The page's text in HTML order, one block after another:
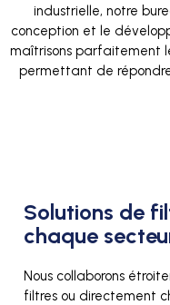
industrielle, notre
conception et le
maîtrisons parfaitement
permettant de
Solutions de
chaque
Nous collaborons
filtres ou directement